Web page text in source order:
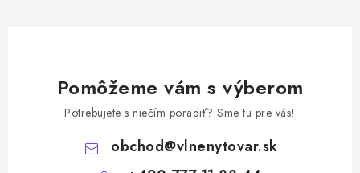
Pomôžeme vám s výberom
Potrebujete s niečím poradiť? Sme tu pre vás!
obchod@vlnenytovar.sk